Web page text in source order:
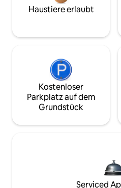
Haustiere erlaubt
Kostenloser
Parkplatz auf dem
Grundstück
Serviced